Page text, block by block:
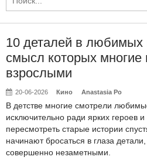
10 деталей в любимых
смысл которых многие
взрослыми
20-06-2026 Кино Anastasia Po
В детстве многие смотрели
исключительно ради ярких героев
пересмотреть старые истории
начинают бросаться в глаза
совершенно незаметными.